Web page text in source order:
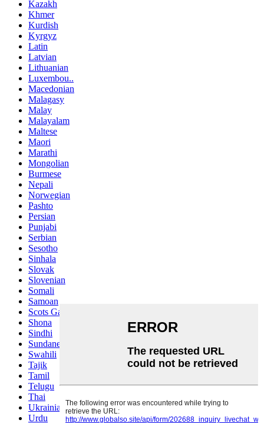
Kazakh
Khmer
Kurdish
Kyrgyz
Latin
Latvian
Lithuanian
Luxembou..
Macedonian
Malagasy
Malay
Malayalam
Maltese
Maori
Marathi
Mongolian
Burmese
Nepali
Norwegian
Pashto
Persian
Punjabi
Serbian
Sesotho
Sinhala
Slovak
Slovenian
Somali
Samoan
Scots Gaelic
Shona
Sindhi
Sundanese
Swahili
Tajik
Tamil
Telugu
Thai
Ukrainian
Urdu